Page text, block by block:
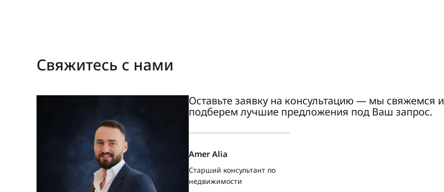
Свяжитесь с нами
Оставьте заявку на консультацию — мы свяжемся и
подберем лучшие предложения под Ваш запрос.
Amer Alia
Старший консультант по
недвижимости